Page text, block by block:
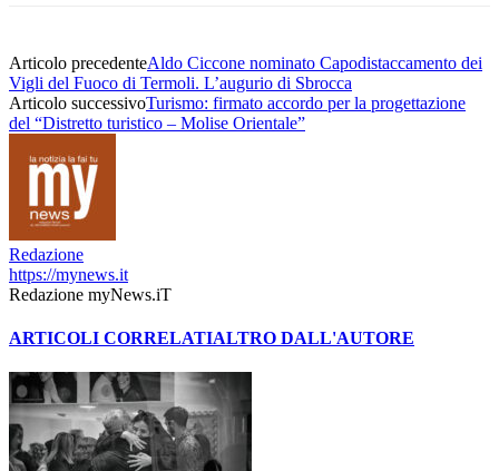
Articolo precedenteAldo Ciccone nominato Capodistaccamento dei
Vigli del Fuoco di Termoli. L’augurio di Sbrocca
Articolo successivoTurismo: firmato accordo per la progettazione
del “Distretto turistico – Molise Orientale”
Redazione
https://mynews.it
Redazione myNews.iT
ARTICOLI CORRELATIALTRO DALL'AUTORE